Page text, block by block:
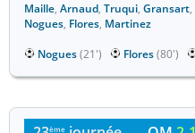
Maille, Arnaud, Truqui, Gransart,
Nogues, Flores, Martinez
Nogues(21') Flores(80')
ème